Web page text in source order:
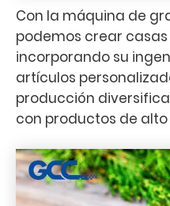
Con la máquina de
podemos crear
incorporando su
artículos
producción
con productos de